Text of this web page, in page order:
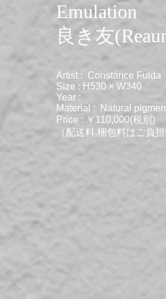
Emulation
良き友
Artist : Constance Fulda
Size : H530 × W340
Year :
Material : Natural
Price : ￥110,000(税別)
（配送料,梱包料はご負